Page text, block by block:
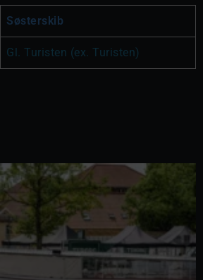
Søsterskib
Gl. Turisten (ex. Turisten)